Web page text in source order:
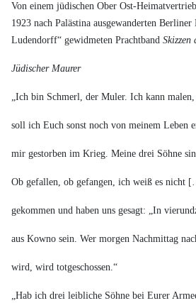
Von einem jüdischen Ober Ost-
1923 nach Palästina ausgewanderten
Ludendorff“ gewidmeten Prachtband
Jüdischer Maurer
„Ich bin Schmerl, der Muler. Ich kann
soll ich Euch sonst noch von meinem Leben
mir gestorben im Krieg. Meine drei Söhne
Ob gefallen, ob gefangen, ich weiß es nicht
gekommen und haben uns gesagt: „In
aus Kowno sein. Wer morgen Nachmittag
wird, wird totgeschossen.“
„Hab ich drei leibliche Söhne bei Eurer